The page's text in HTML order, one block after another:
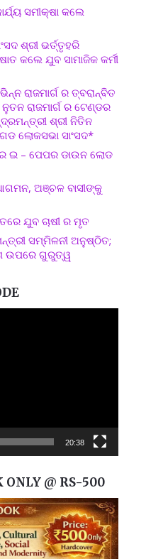
ସମୀକ୍ଷା କଲେ
ଶ୍ରୀ ଭର୍ତ୍ତୃହରି
କଲେ ଯୁବ ସାମାଜିକ କର୍ମୀ
ରାଜମାର୍ଗ ର ତ୍ବରାନ୍ବିତ
ରାଜମାର୍ଗ ର ଟେଣ୍ଡର
ଶ୍ରୀ ନିତିନ
ଲୋକସଭା ସାଂସଦ*
– ପେପର ଡାଉନ ଲୋଡ
ଆଗମନ, ଅଞ୍ଚଳ ବାସୀଙ୍କୁ
ଯୁବ ଚାଷୀ ର ମୃତ
ସମ୍ମିଳନୀ ଅନୁଷ୍ଠିତ;
ଉପରେ ଗୁରୁତ୍ୱ
20:38
ONLY @ RS-500